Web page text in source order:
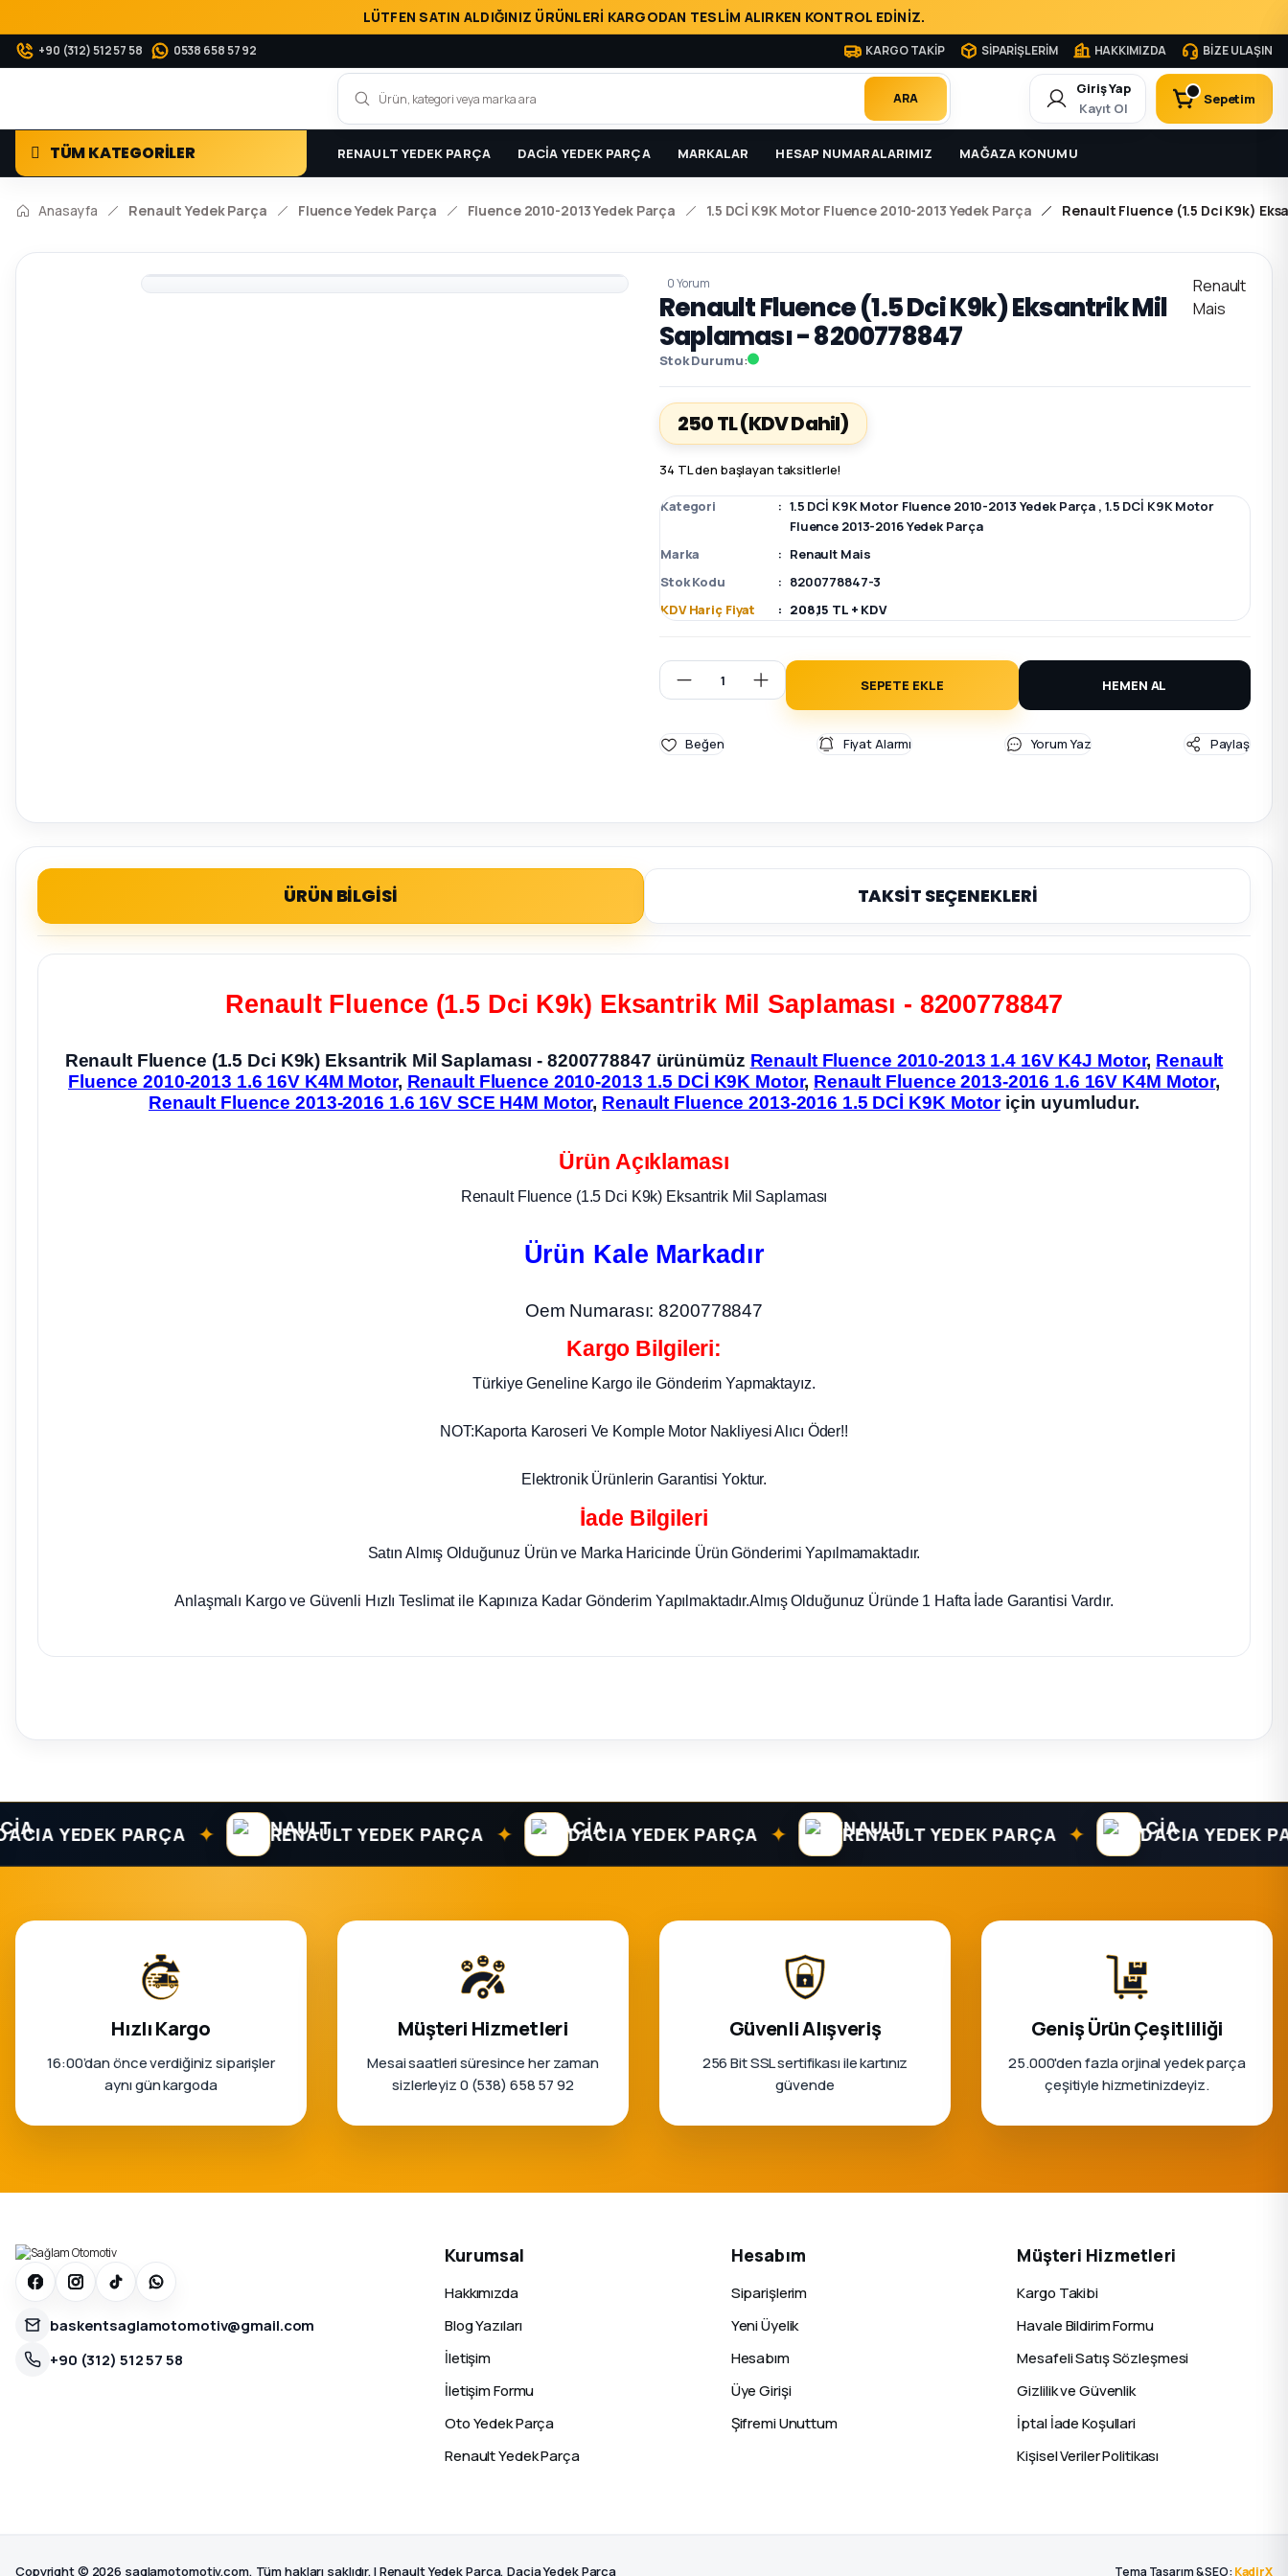
LÜTFEN SATIN ALDIĞINIZ ÜRÜNLERİ KARGODAN TESLİM ALIRKEN KONTROL EDİNİZ.
+90 (312) 512 57 58 0538 658 57 92 KARGO TAKİP SİPARİŞLERİM HAKKIMIZDA BİZE ULAŞIN
ARA
Giriş Yap
Kayıt Ol
Sepetim
TÜM KATEGORİLER RENAULT YEDEK PARÇA DACİA YEDEK PARÇA MARKALAR HESAP NUMARALARIMIZ MAĞAZA KONUMU
Anasayfa Renault Yedek Parça Fluence Yedek Parça Fluence 2010-2013 Yedek Parça 1.5 DCİ K9K Motor Fluence 2010-2013 Yedek Parça Renault Fluence (1.5 Dci K9k)
0 Yorum
Renault Fluence (1.5 Dci K9k) Eksantrik Mil
Saplaması - 8200778847
Stok Durumu
Renault
Mais
250 TL(KDV Dahil)
34 TL den başlayan taksitlerle!
Kategori 1.5 DCİ K9K Motor Fluence 2010-2013 Yedek Parça , 1.5 DCİ K9K Motor
Fluence 2013-2016 Yedek Parça
Marka
Renault Mais
Stok Kodu
8200778847-3
KDV Hariç Fiyat
208,15 TL + KDV
SEPETE EKLE HEMEN AL
Fiyat Alarmı Yorum Yaz Paylaş
ÜRÜN BİLGİSİ TAKSİT SEÇENEKLERİ
Renault Fluence (1.5 Dci K9k) Eksantrik Mil Saplaması - 8200778847
Renault Fluence (1.5 Dci K9k) Eksantrik Mil Saplaması - 8200778847 ürünümüz Renault Fluence 2010-2013 1.4 16V K4J Motor, Renault
Fluence 2010-2013 1.6 16V K4M Motor, Renault Fluence 2010-2013 1.5 DCİ K9K Motor, Renault Fluence 2013-2016 1.6 16V K4M Motor,
Renault Fluence 2013-2016 1.6 16V SCE H4M Motor, Renault Fluence 2013-2016 1.5 DCİ K9K Motoriçin uyumludur.
Ürün Açıklaması
Renault Fluence (1.5 Dci K9k) Eksantrik Mil Saplaması
Ürün Kale Markadır
Oem Numarası: 8200778847
Kargo Bilgileri:
Türkiye Geneline Kargo ile Gönderim Yapmaktayız.
NOT:Kaporta Karoseri Ve Komple Motor Nakliyesi Alıcı Öder!!
Elektronik Ürünlerin Garantisi Yoktur.
İade Bilgileri
Satın Almış Olduğunuz Ürün ve Marka Haricinde Ürün Gönderimi Yapılmamaktadır.
Anlaşmalı Kargo ve Güvenli Hızlı Teslimat ile Kapınıza Kadar Gönderim Yapılmaktadır.Almış Olduğunuz Üründe 1 Hafta İade Garantisi Vardır.
YEDEK PARÇA ✦ RENAULT YEDEK PARÇA ✦ DACIA YEDEK PARÇA ✦ RENAULT YEDEK PARÇA ✦ DACIA YEDEK PARÇA
Hızlı Kargo
16:00’dan önce verdiğiniz siparişler
aynı gün kargoda
Müşteri Hizmetleri
Mesai saatleri süresince her zaman
sizlerleyiz 0 (538) 658 57 92
Güvenli Alışveriş
256 Bit SSL sertifikası ile kartınız
güvende
Geniş Ürün Çeşitliliği
25.000'den fazla orjinal yedek parça
çeşitiyle hizmetinizdeyiz.
baskentsaglamotomotiv@gmail.com
+90 (312) 512 57 58
Kurumsal
Hakkımızda
Blog Yazıları
İletişim
İletişim Formu
Oto Yedek Parça
Renault Yedek Parça
Hesabım
Siparişlerim
Yeni Üyelik
Hesabım
Üye Girişi
Şifremi Unuttum
Müşteri Hizmetleri
Kargo Takibi
Havale Bildirim Formu
Mesafeli Satış Sözleşmesi
Gizlilik ve Güvenlik
İptal İade Koşullari
Kişisel Veriler Politikası
Copyright © 2026 saglamotomotiv.com, Tüm hakları saklıdır. | Renault Yedek Parça, Dacia Yedek Parça Tema Tasarım & SEO: KadirX